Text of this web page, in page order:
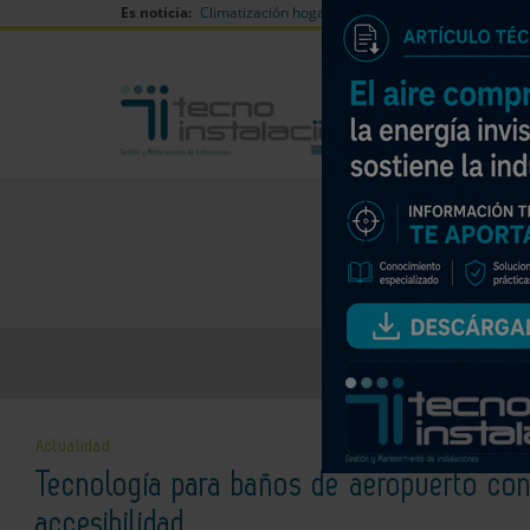
Es noticia: Climatización hogares verano
Empresas de
Actualidad
Tecnología para baños de aeropuerto